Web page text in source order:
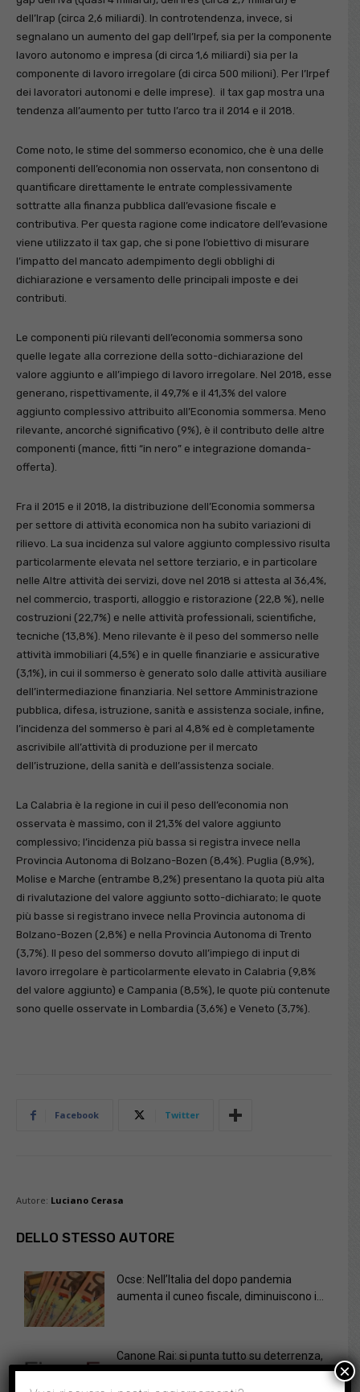
dell’Irap (circa 2,6 miliardi). In controtendenza, invece, si
segnalano un aumento del gap dell’Irpef, sia per la componente
lavoro autonomo e impresa (di circa 1,6 miliardi) sia per la
componente di lavoro irregolare (di circa 500 milioni). Per l’Irpef
dei lavoratori autonomi e delle imprese). il tax gap mostra una
tendenza all’aumento per tutto l’arco tra il 2014 e il 2018.
Come noto, le stime del sommerso economico, che è una delle
componenti dell’economia non osservata, non consentono di
quantificare direttamente le entrate complessivamente
sottratte alla finanza pubblica dall’evasione fiscale e
contributiva. Per questa ragione come indicatore dell’evasione
viene utilizzato il tax gap, che si pone l’obiettivo di misurare
l’impatto del mancato adempimento degli obblighi di
dichiarazione e versamento delle principali imposte e dei
contributi.
Le componenti più rilevanti dell’economia sommersa sono
quelle legate alla correzione della sotto-dichiarazione del
valore aggiunto e all’impiego di lavoro irregolare. Nel 2018, esse
generano, rispettivamente, il 49,7% e il 41,3% del valore
aggiunto complessivo attribuito all’Economia sommersa. Meno
rilevante, ancorché significativo (9%), è il contributo delle altre
componenti (mance, fitti “in nero” e integrazione domanda-
offerta).
Fra il 2015 e il 2018, la distribuzione dell’Economia sommersa
per settore di attività economica non ha subito variazioni di
rilievo. La sua incidenza sul valore aggiunto complessivo risulta
particolarmente elevata nel settore terziario, e in particolare
nelle Altre attività dei servizi, dove nel 2018 si attesta al 36,4%,
nel commercio, trasporti, alloggio e ristorazione (22,8 %), nelle
costruzioni (22,7%) e nelle attività professionali, scientifiche,
tecniche (13,8%). Meno rilevante è il peso del sommerso nelle
attività immobiliari (4,5%) e in quelle finanziarie e assicurative
(3,1%), in cui il sommerso è generato solo dalle attività ausiliare
dell’intermediazione finanziaria. Nel settore Amministrazione
pubblica, difesa, istruzione, sanità e assistenza sociale, infine,
l’incidenza del sommerso è pari al 4,8% ed è completamente
ascrivibile all’attività di produzione per il mercato
dell’istruzione, della sanità e dell’assistenza sociale.
La Calabria è la regione in cui il peso dell’economia non
osservata è massimo, con il 21,3% del valore aggiunto
complessivo; l’incidenza più bassa si registra invece nella
Provincia Autonoma di Bolzano-Bozen (8,4%). Puglia (8,9%),
Molise e Marche (entrambe 8,2%) presentano la quota più alta
di rivalutazione del valore aggiunto sotto-dichiarato; le quote
più basse si registrano invece nella Provincia autonoma di
Bolzano-Bozen (2,8%) e nella Provincia Autonoma di Trento
(3,7%). Il peso del sommerso dovuto all’impiego di input di
lavoro irregolare è particolarmente elevato in Calabria (9,8%
del valore aggiunto) e Campania (8,5%), le quote più contenute
sono quelle osservate in Lombardia (3,6%) e Veneto (3,7%).
Facebook Twitter
Autore: Luciano Cerasa
DELLO STESSO AUTORE
Ocse: Nell’Italia del dopo pandemia
aumenta il cuneo fiscale, diminuiscono i...
Canone Rai: si punta tutto su deterrenza,
ma i controlli sono...
×